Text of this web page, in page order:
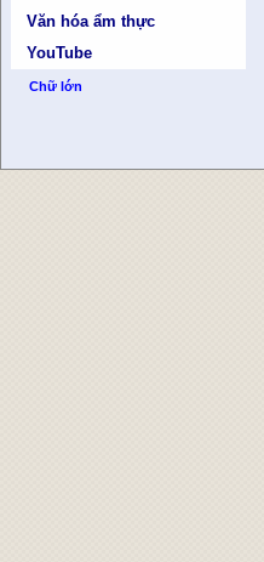
Văn hóa ẩm thực
YouTube
Chữ lớn